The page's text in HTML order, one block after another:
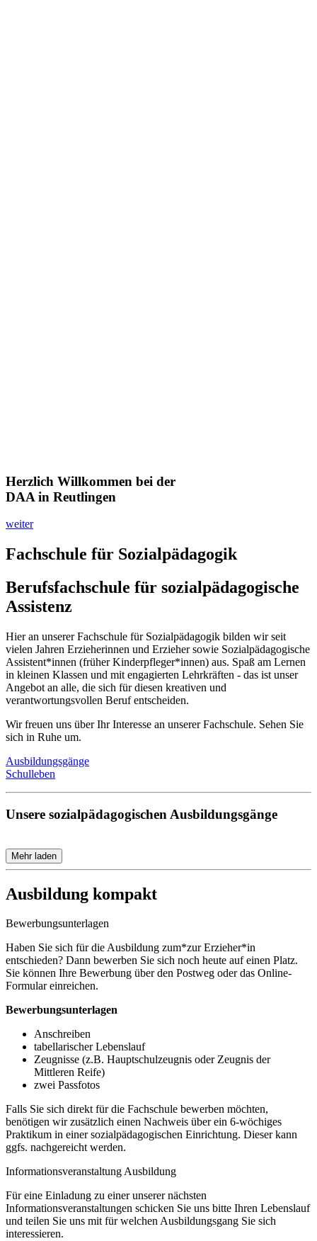
Herzlich Willkommen bei der
DAA in Reutlingen
weiter
Fachschule für Sozialpädagogik
Berufsfachschule für sozialpädagogische
Assistenz
Hier an unserer Fachschule für Sozialpädagogik bilden wir seit
vielen Jahren Erzieherinnen und Erzieher sowie Sozialpädagogische
Assistent*innen (früher Kinderpfleger*innen) aus. Spaß am Lernen
in kleinen Klassen und mit engagierten Lehrkräften - das ist unser
Angebot an alle, die sich für diesen kreativen und
verantwortungsvollen Beruf entscheiden.
Wir freuen uns über Ihr Interesse an unserer Fachschule. Sehen Sie
sich in Ruhe um.
Ausbildungsgänge
Schulleben
Unsere sozialpädagogischen Ausbildungsgänge
Mehr laden
Ausbildung kompakt
Bewerbungsunterlagen
Haben Sie sich für die Ausbildung zum*zur Erzieher*in
entschieden? Dann bewerben Sie sich noch heute auf einen Platz.
Sie können Ihre Bewerbung über den Postweg oder das Online-
Formular einreichen.
Bewerbungsunterlagen
Anschreiben
tabellarischer Lebenslauf
Zeugnisse (z.B. Hauptschulzeugnis oder Zeugnis der
Mittleren Reife)
zwei Passfotos
Falls Sie sich direkt für die Fachschule bewerben möchten,
benötigen wir zusätzlich einen Nachweis über ein 6-wöchiges
Praktikum in einer sozialpädagogischen Einrichtung. Dieser kann
ggfs. nachgereicht werden.
Informationsveranstaltung Ausbildung
Für eine Einladung zu einer unserer nächsten
Informationsveranstaltungen schicken Sie uns bitte Ihren Lebenslauf
und teilen Sie uns mit für welchen Ausbildungsgang Sie sich
interessieren.